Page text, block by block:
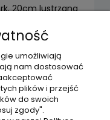
20cm lustrzana
umożliwiają
nam dostosować
plików i przejść
do swoich
zgody".